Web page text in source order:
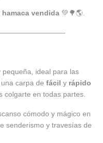
vendida 💚🌳🌎.
pequeña, ideal para las
, una carpa de fácil y rápido
colgarte en todas partes.
cómodo y mágico en
senderismo y travesías de